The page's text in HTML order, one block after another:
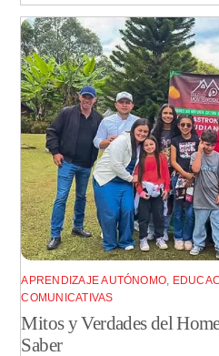
APRENDIZAJE AUTÓNOMO,
COMUNICATIVAS
Mitos y Verdades del
Saber